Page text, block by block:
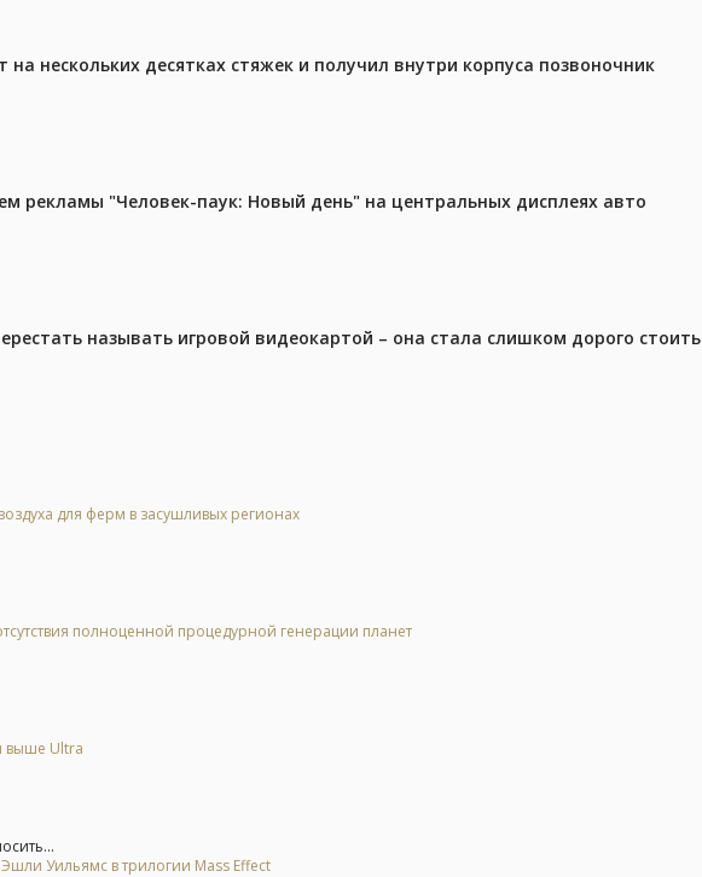
нескольких десятках стяжек и получил внутри корпуса позвоночник
рекламы "Человек-паук: Новый день" на центральных дисплеях авто
называть игровой видеокартой – она стала слишком дорого стоить
для ферм в засушливых регионах
полноценной процедурной генерации планет
выше Ultra
Уильямс в трилогии Mass Effect